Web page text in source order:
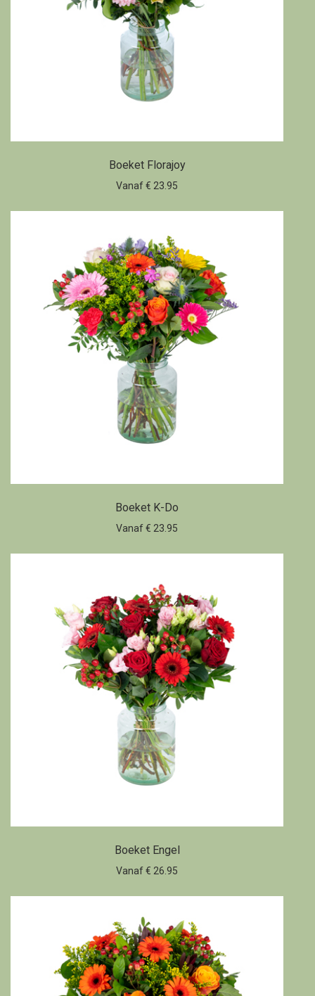
Boeket Florajoy
Vanaf € 23.95
Boeket K-Do
Vanaf € 23.95
Boeket Engel
Vanaf € 26.95